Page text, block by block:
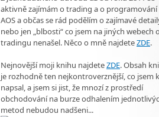
aktivně zajímám o trading a o programování
AOS a občas se rád podělím o zajímavé
nebo jen „blbosti“ co jsem na jiných webech o
tradingu nenašel. Něco o mně najdeteZDE.
Nejnovější moji knihu najdeteZDE. Obsah
je rozhodně ten nejkontroverznější, co jsem
napsal, a jsem si jist, že mnozí z prostředí
obchodování na burze odhalením
metod nebudou nadšeni...